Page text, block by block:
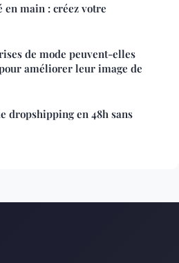
main : créez votre
de mode peuvent-elles
améliorer leur image de
dropshipping en 48h sans